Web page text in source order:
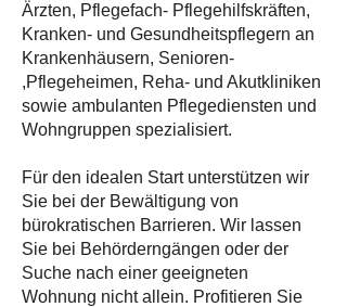
Ärzten, Pflegefach- Pflegehilfskräften,
Kranken- und Gesundheitspflegern an
Krankenhäusern, Senioren-
,Pflegeheimen, Reha- und Akutkliniken
sowie ambulanten Pflegediensten und
Wohngruppen spezialisiert.
Für den idealen Start unterstützen wir
Sie bei der Bewältigung von
bürokratischen Barrieren. Wir lassen
Sie bei Behörderngängen oder der
Suche nach einer geeigneten
Wohnung nicht allein. Profitieren Sie